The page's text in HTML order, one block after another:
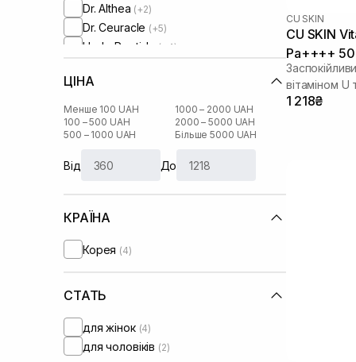
Dr. Althea (+2)
Dr. Ceuracle (+5)
HydroPeptide (+4)
Instytutum
Isehan(+1)
Medik8(+1)
Needly(+2)
Purito
Skin1004
Sorted Skin
ЦІНА
Менше 100 UAH
100 – 500 UAH
500 – 1000 UAH
1000 – 2000 UAH
2000 – 5000 UAH
Більше 5000 UAH
Від До
КРАЇНА
Корея (4)
СТАТЬ
для жінок (4)
для чоловіків (2)
CU SKIN
CU SKIN
Pa++++
вітаміном
1 218₴